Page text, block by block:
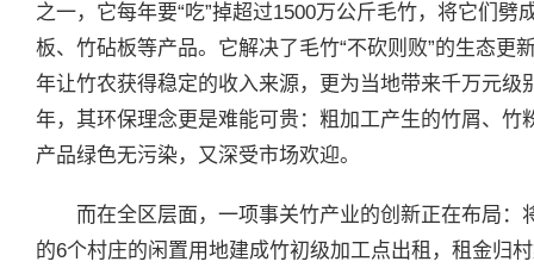
之一，它每年要“吃”掉超过1500万公斤毛竹，将它们
板、竹砧板等产品。它解决了毛竹“不砍则败”的生态更
年让竹农获得稳定的收入来源，更为当地带来千万元级
年，其环保理念更是难能可贵：粗加工产生的竹屑、
产品绿色无污染，又深受市场欢迎。
而在全区层面，一项事关竹产业的创新正在布局
的6个村庄的闲置用地建成竹初级加工点出租，租金归